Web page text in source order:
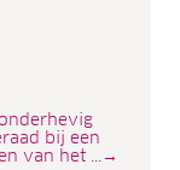
bij een
van het ...→